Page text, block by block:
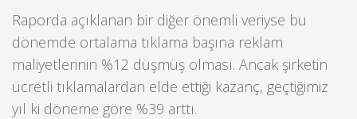
Raporda açıklanan bir diğer önemli veriyse bu
dönemde ortalama tıklama başına reklam
maliyetlerinin %12 düşmüş olması. Ancak şirketin
ücretli tıklamalardan elde ettiği kazanç, geçtiğimiz
yıl ki döneme göre %39 arttı.